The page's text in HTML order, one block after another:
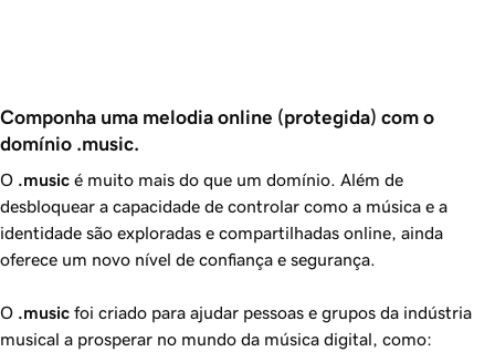
Componha uma melodia online (protegida) com o
domínio .music.
O .music é muito mais do que um domínio. Além de
desbloquear a capacidade de controlar como a música e a
identidade são exploradas e compartilhadas online, ainda
oferece um novo nível de confiança e segurança.
O .music foi criado para ajudar pessoas e grupos da indústria
musical a prosperar no mundo da música digital, como: